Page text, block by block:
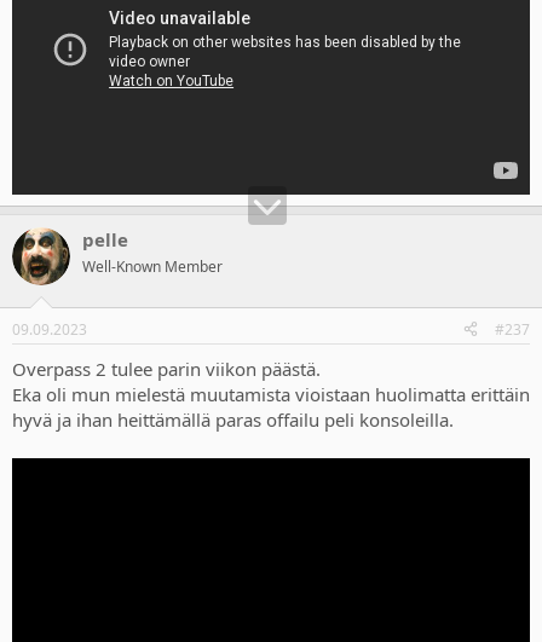
pelle
Well-Known Member
09.09.2023 #237
Overpass 2 tulee parin viikon päästä.
Eka oli mun mielestä muutamista vioistaan huolimatta erittäin
hyvä ja ihan heittämällä paras offailu peli konsoleilla.